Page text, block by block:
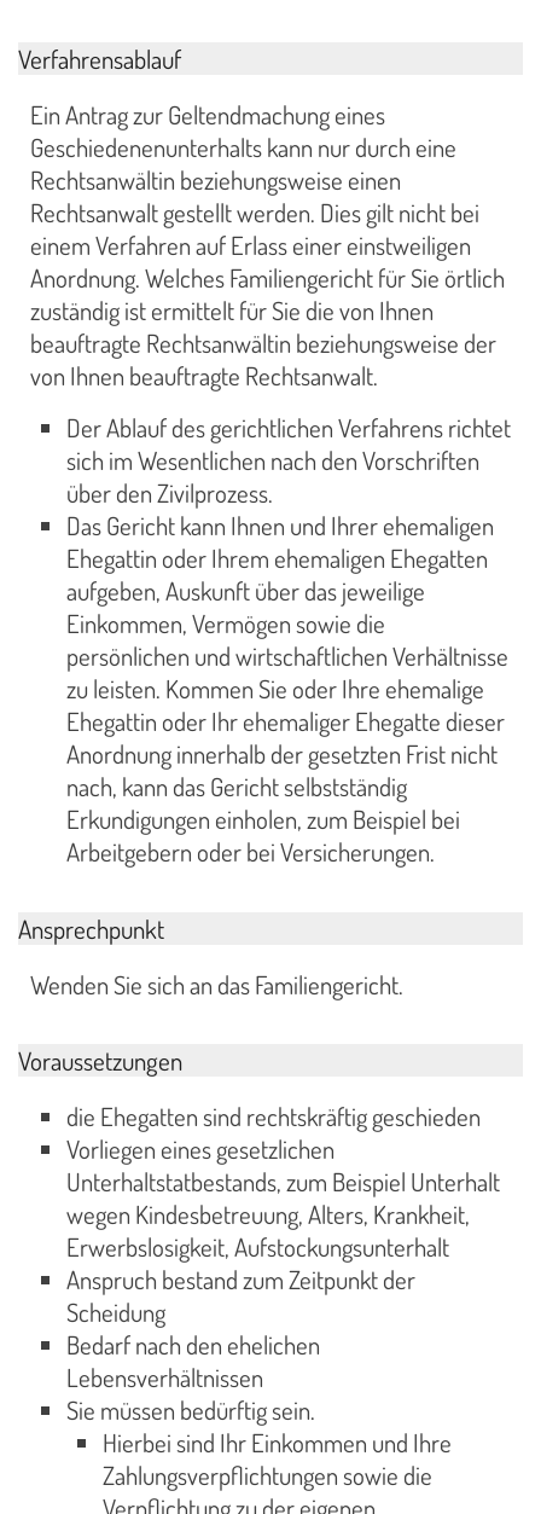
Verfahrensablauf
Ein Antrag zur Geltendmachung eines
Geschiedenenunterhalts kann nur durch eine
Rechtsanwältin beziehungsweise einen
Rechtsanwalt gestellt werden. Dies gilt nicht bei
einem Verfahren auf Erlass einer einstweiligen
Anordnung. Welches Familiengericht für Sie örtlich
zuständig ist ermittelt für Sie die von Ihnen
beauftragte Rechtsanwältin beziehungsweise der
von Ihnen beauftragte Rechtsanwalt.
Der Ablauf des gerichtlichen Verfahrens richtet
sich im Wesentlichen nach den Vorschriften
über den Zivilprozess.
Das Gericht kann Ihnen und Ihrer ehemaligen
Ehegattin oder Ihrem ehemaligen Ehegatten
aufgeben, Auskunft über das jeweilige
Einkommen, Vermögen sowie die
persönlichen und wirtschaftlichen Verhältnisse
zu leisten. Kommen Sie oder Ihre ehemalige
Ehegattin oder Ihr ehemaliger Ehegatte dieser
Anordnung innerhalb der gesetzten Frist nicht
nach, kann das Gericht selbstständig
Erkundigungen einholen, zum Beispiel bei
Arbeitgebern oder bei Versicherungen.
Ansprechpunkt
Wenden Sie sich an das Familiengericht.
Voraussetzungen
die Ehegatten sind rechtskräftig geschieden
Vorliegen eines gesetzlichen
Unterhaltstatbestands, zum Beispiel Unterhalt
wegen Kindesbetreuung, Alters, Krankheit,
Erwerbslosigkeit, Aufstockungsunterhalt
Anspruch bestand zum Zeitpunkt der
Scheidung
Bedarf nach den ehelichen
Lebensverhältnissen
Sie müssen bedürftig sein.
Hierbei sind Ihr Einkommen und Ihre
Zahlungsverpflichtungen sowie die